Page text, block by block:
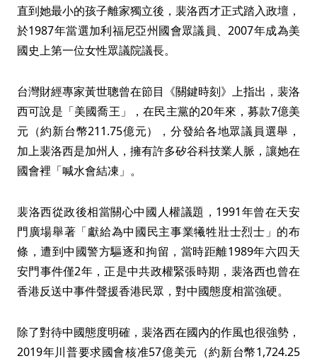
直到她最小的孩子離家獨立後，裴洛西才正式踏入政壇，
於1987年當選加利福尼亞州國會眾議員、2007年成為美
國史上第一位女性眾議院議長。
台灣財經專家黃世聰曾在節目《關鍵時刻》上指出，裴洛
西可說是「美國喬王」，在民主黨的20年來，募款7億美
元（約新台幣211.75億元），分發給各地眾議員選舉，
加上裴洛西是加州人，擁有許多矽谷科技業人脈，讓她在
國會裡「喊水會結凍」。
裴洛西從政後相當關心中國人權議題，1991年曾在天安
門廣場舉著「獻給為中國民主事業犧牲壯士烈士」的布
條，遭到中國警方驅逐和拘留，當時距離1989年六四天
安門事件僅2年，正是中共政權緊張時期，裴洛西也曾在
香港反送中事件聲援香港民眾，對中國態度相當強硬。
除了對待中國態度明確，裴洛西在國內的作風也很強勢，
2019年川普要求國會核准57億美元（約新台幣1,724.25